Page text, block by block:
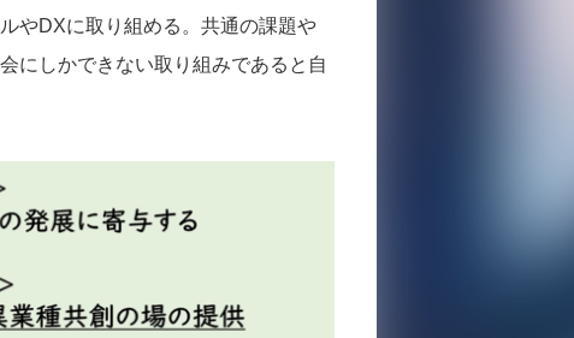
やDXに取り組める。共通の課題や
にしかできない取り組みであると自